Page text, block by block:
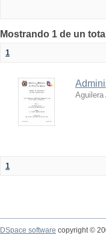
Mostrando 1 de un
1
Aguilera
1
DSpace software copyright ©